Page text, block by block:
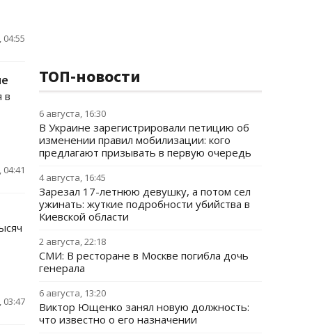
в
03:47
ТОП-новости
6 августа, 16:30
В Украине зарегистрировали петицию об
изменении правил мобилизации: кого
предлагают призывать в первую очередь
4 августа, 16:45
Зарезал 17-летнюю девушку, а потом сел
ужинать: жуткие подробности убийства в
Киевской области
2 августа, 22:18
СМИ: В ресторане в Москве погибла дочь
генерала
6 августа, 13:20
Виктор Ющенко занял новую должность:
что известно о его назначении